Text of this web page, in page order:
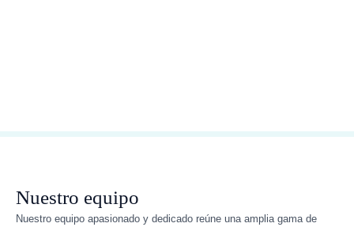
Nuestro equipo
Nuestro equipo apasionado y dedicado reúne una amplia gama de